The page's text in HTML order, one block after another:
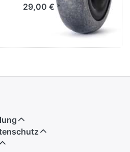
29,00 € *